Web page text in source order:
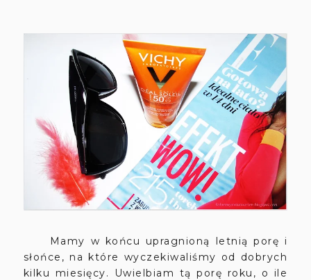
Mamy w końcu upragnioną letnią porę i
słońce, na które wyczekiwaliśmy od dobrych
kilku miesięcy. Uwielbiam tą porę roku, o ile